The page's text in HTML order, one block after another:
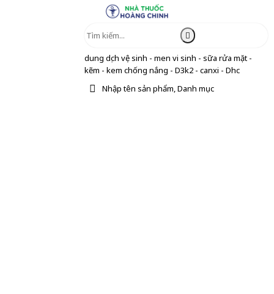
dung dịch vệ sinh - men vi sinh - sữa rửa mặt -
kẽm - kem chống nắng - D3k2 - canxi - Dhc
Nhập tên sản phẩm, Danh mục